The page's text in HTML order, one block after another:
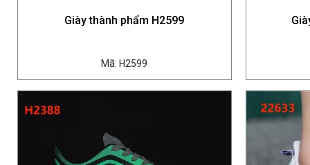
Giày thành phẩm H2599
Mã: H2599